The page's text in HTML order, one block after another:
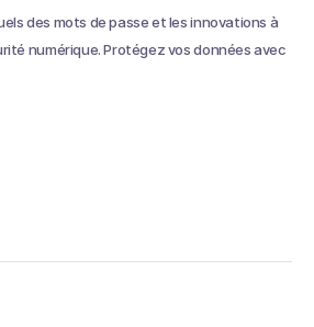
des mots de passe et les innovations à
numérique. Protégez vos données avec